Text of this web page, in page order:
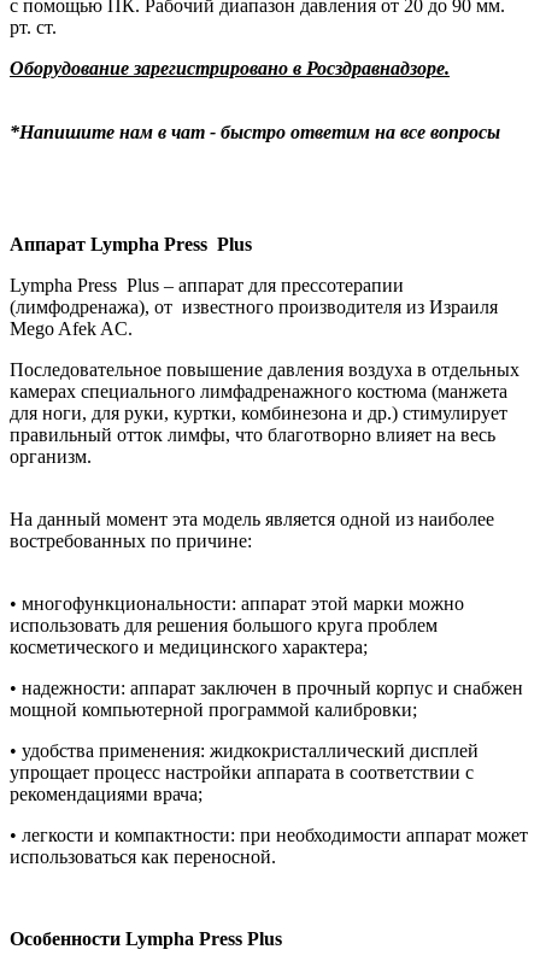
с помощью ПК. Рабочий диапазон давления от 20 до 90 мм.
рт. ст.
Оборудование зарегистрировано в Росздравнадзоре.
*Напишите нам в чат - быстро ответим на все вопросы
Аппарат Lympha Press Plus
Lympha Press Plus – аппарат для прессотерапии
(лимфодренажа), от известного производителя из Израиля
Mego Afek AC.
Последовательное повышение давления воздуха в отдельных
камерах специального лимфадренажного костюма (манжета
для ноги, для руки, куртки, комбинезона и др.) стимулирует
правильный отток лимфы, что благотворно влияет на весь
организм.
На данный момент эта модель является одной из наиболее
востребованных по причине:
• многофункциональности: аппарат этой марки можно
использовать для решения большого круга проблем
косметического и медицинского характера;
• надежности: аппарат заключен в прочный корпус и снабжен
мощной компьютерной программой калибровки;
• удобства применения: жидкокристаллический дисплей
упрощает процесс настройки аппарата в соответствии с
рекомендациями врача;
• легкости и компактности: при необходимости аппарат может
использоваться как переносной.
Особенности Lympha Press Plus